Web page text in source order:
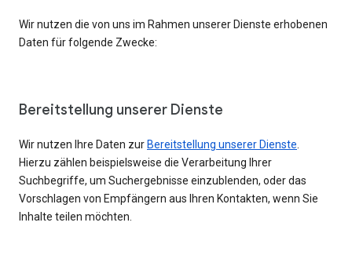
Wir nutzen die von uns im Rahmen unserer Dienste erhobenen
Daten für folgende Zwecke:
Bereitstellung unserer Dienste
Wir nutzen Ihre Daten zur Bereitstellung unserer Dienste
Hierzu zählen beispielsweise die Verarbeitung Ihrer
Suchbegriffe, um Suchergebnisse einzublenden, oder das
Vorschlagen von Empfängern aus Ihren Kontakten, wenn Sie
Inhalte teilen möchten.